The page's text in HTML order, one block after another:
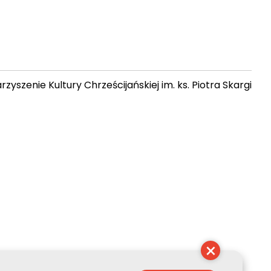
Kultury Chrześcijańskiej im. ks. Piotra Skargi
×